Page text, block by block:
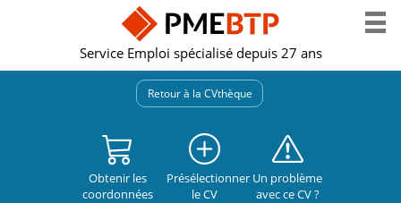
Service Emploi spécialisé depuis 27 ans
Retour à la CVthèque
Obtenir les
coordonnées
Présélectionner
le CV
Un problème
avec ce CV ?